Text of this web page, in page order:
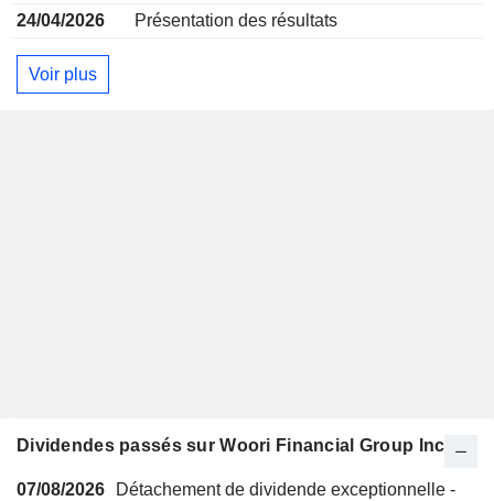
24/04/2026
Présentation des résultats
Voir plus
Dividendes passés sur Woori Financial Group Inc.
07/08/2026
Détachement de dividende exceptionnelle -